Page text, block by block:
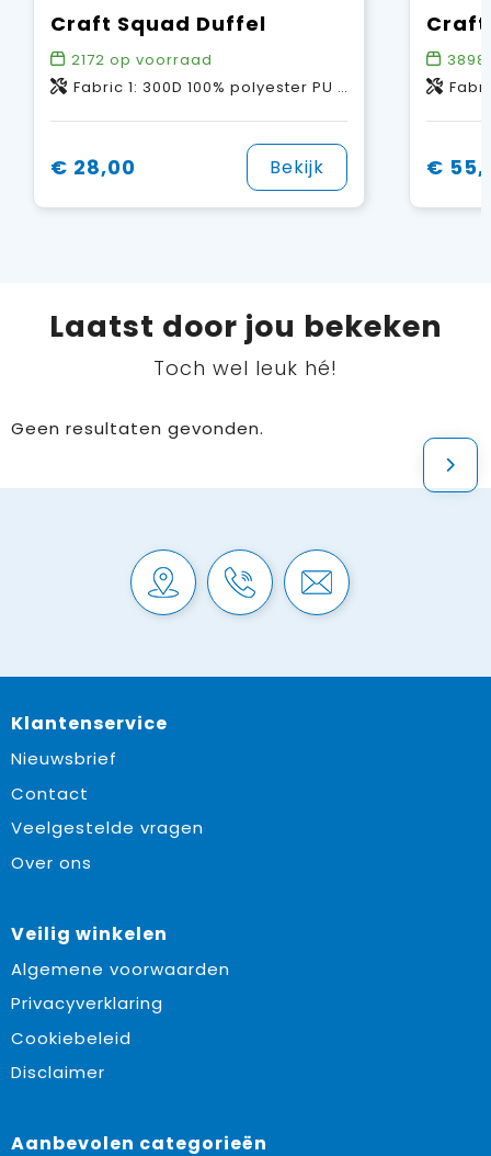
Craft Squad Duffel
2172 op voorraad
Fabric 1: 300D 100% polyester PU backing. Fabric 2: 600D 100% polyester PU backing. Fabric 3: 210D 100% polyester PU backing.
€ 28,00 Bekijk
Craft
3898
Fabric 1 100%
€
Laatst door jou bekeken
Toch wel leuk hé!
Geen resultaten gevonden.
Klantenservice
Nieuwsbrief
Contact
Veelgestelde vragen
Over ons
Veilig winkelen
Algemene voorwaarden
Privacyverklaring
Cookiebeleid
Disclaimer
Aanbevolen categorieën